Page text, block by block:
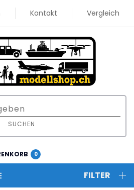
Kontakt Vergleich
SUCHEN
0
FILTER